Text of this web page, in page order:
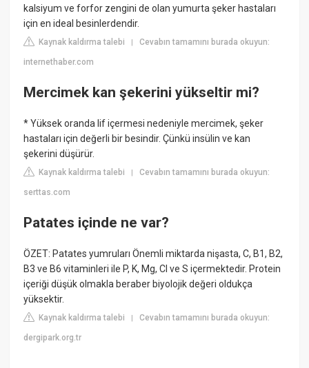
kalsiyum ve forfor zengini de olan yumurta şeker hastaları
için en ideal besinlerdendir.
Kaynak kaldırma talebi |Cevabın tamamını burada okuyun:
internethaber.com
Mercimek kan şekerini yükseltir mi?
* Yüksek oranda lif içermesi nedeniyle mercimek, şeker
hastaları için değerli bir besindir. Çünkü insülin ve kan
şekerini düşürür.
Kaynak kaldırma talebi |Cevabın tamamını burada okuyun:
serttas.com
Patates içinde ne var?
ÖZET: Patates yumruları Önemli miktarda nişasta, C, B1, B2,
B3 ve B6 vitaminleri ile P, K, Mg, CI ve S içermektedir. Protein
içeriği düşük olmakla beraber biyolojik değeri oldukça
yüksektir.
Kaynak kaldırma talebi |Cevabın tamamını burada okuyun:
dergipark.org.tr